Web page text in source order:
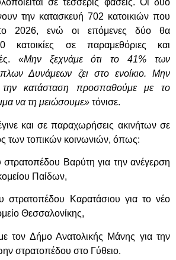
σε τέσσερις φάσεις. Οι δύο
την κατασκευή 702 κατοικιών που
2026, ενώ οι επόμενες δύο θα
κατοικίες σε παραμεθόριες και
«Μην ξεχνάμε ότι το 41% των
Δυνάμεων ζει στο ενοίκιο. Μην
την κατάσταση προσπαθούμε με το
να τη μειώσουμε» τόνισε.
και σε παραχωρήσεις ακινήτων σε
των τοπικών κοινωνιών, όπως:
Βαρύτη για την ανέγερση
Παίδων,
Καρατάσιου για το νέο
Θεσσαλονίκης,
τον Δήμο Ανατολικής Μάνης για την
στρατοπέδου στο Γύθειο.